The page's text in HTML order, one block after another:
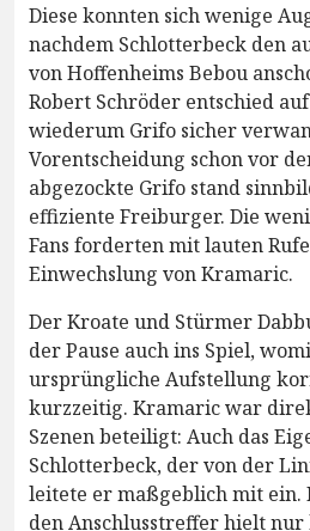
Diese konnten sich wenige
nachdem Schlotterbeck den
von Hoffenheims Bebou
Robert Schröder entschied
wiederum Grifo sicher
Vorentscheidung schon vor
abgezockte Grifo stand
effiziente Freiburger. Die
Fans forderten mit lauten
Einwechslung von Kramaric.
Der Kroate und Stürmer
der Pause auch ins Spiel,
ursprüngliche Aufstellung
kurzzeitig. Kramaric war
Szenen beteiligt: Auch das
Schlotterbeck, der von der
leitete er maßgeblich mit ein.
den Anschlusstreffer hielt